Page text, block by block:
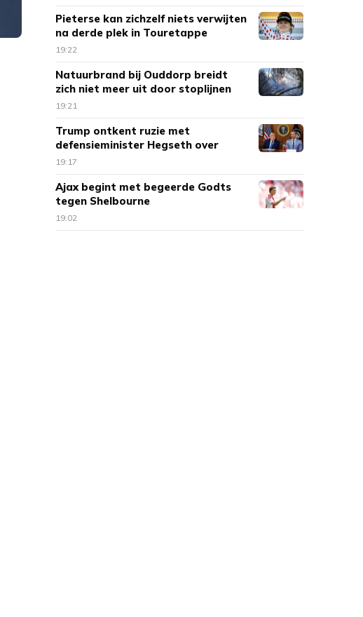
Pieterse kan zichzelf niets verwijten
na derde plek in Touretappe
19:22
Natuurbrand bij Ouddorp breidt
zich niet meer uit door stoplijnen
19:21
Trump ontkent ruzie met
defensieminister Hegseth over
munitie
19:17
Ajax begint met begeerde Godts
tegen Shelbourne
19:02